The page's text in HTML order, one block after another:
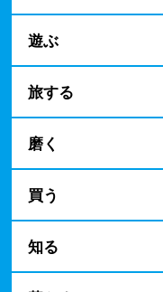
遊ぶ
旅する
磨く
買う
知る